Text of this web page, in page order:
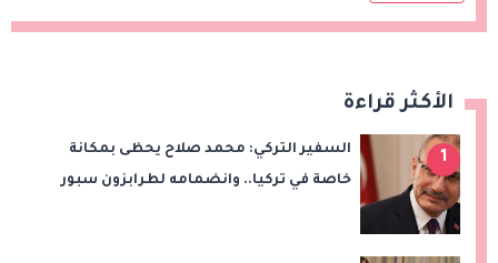
الأكثر قراءة
1
السفير التركي: محمد صلاح يحظى بمكانة
خاصة في تركيا.. وانضمامه لطرابزون سبور